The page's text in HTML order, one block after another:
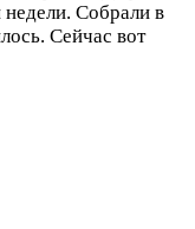
недели. Собрали в
Сейчас вот